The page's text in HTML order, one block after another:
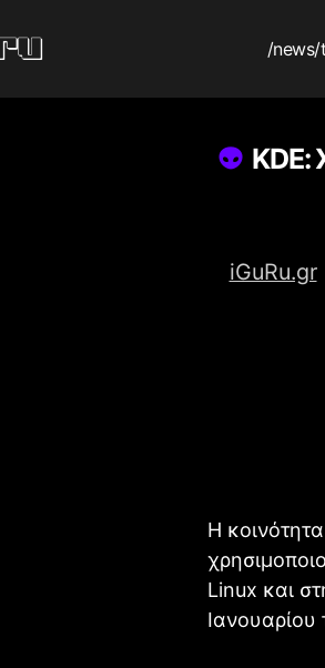
/news/
KDE:
iGuRu.gr
Η
Linux και